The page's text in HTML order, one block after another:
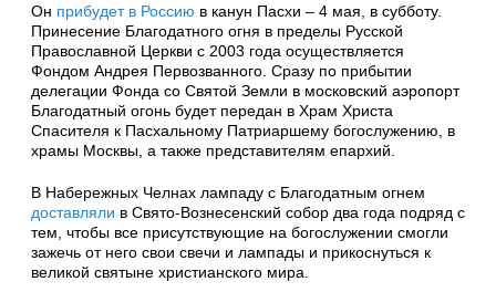
Он прибудет в Россию в канун Пасхи – 4 мая, в субботу.
Принесение Благодатного огня в пределы Русской
Православной Церкви с 2003 года осуществляется
Фондом Андрея Первозванного. Сразу по прибытии
делегации Фонда со Святой Земли в московский аэропорт
Благодатный огонь будет передан в Храм Христа
Спасителя к Пасхальному Патриаршему богослужению, в
храмы Москвы, а также представителям епархий.
В Набережных Челнах лампаду с Благодатным огнем
доставляли в Свято-Вознесенский собор два года подряд с
тем, чтобы все присутствующие на богослужении смогли
зажечь от него свои свечи и лампады и прикоснуться к
великой святыне христианского мира.